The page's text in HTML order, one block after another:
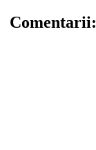
Comentarii: